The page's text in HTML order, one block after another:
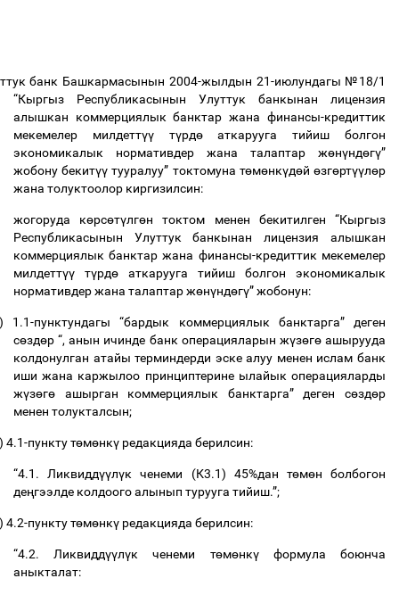
банк Башкармасынын 2004-жылдын 21-июлундагы №18/1
“Кыргыз Республикасынын Улуттук банкынан
лицензия
алышкан
коммерциялык банктар жана финансы-кредиттик
мекемелер
милдеттүү түрдө аткарууга тийиш
болгон
экономикалык
нормативдер жана талаптар жөнүндөгү”
жобону бекитүү тууралуу” токтомуна төмөнкүдөй өзгөртүүлөр
жана толуктоолор киргизилсин:
жогоруда көрсөтүлгөн токтом менен бекитилген “Кыргыз
Республикасынын
Улуттук банкынан лицензия
алышкан
коммерциялык банктар жана финансы-кредиттик мекемелер
милдеттүү түрдө аткарууга тийиш болгон
экономикалык
нормативдержана талаптаржөнүндөгү”жобонун:
1.1-пунктундагы “бардык коммерциялык банктарга” деген
сөздөр “,анын ичинде банк операцияларын жүзөгө ашырууда
колдонулган атайы терминдерди эске алуу менен ислам банк
иши жана каржылоо принциптерине ылайык операцияларды
жүзөгө ашырган коммерциялык банктарга” деген сөздөр
менен толукталсын;
4.1-пунктутөмөнкү редакцияда берилсин:
“4.1. Ликвиддүүлүк ченеми (К3.1) 45%дан төмөн
болбогон
деңгээлде колдоогоалынып турууга тийиш.”;
4.2-пунктутөмөнкү редакцияда берилсин:
“4.2. Ликвиддүүлүк ченеми төмөнкү формула
боюнча
аныкталат: